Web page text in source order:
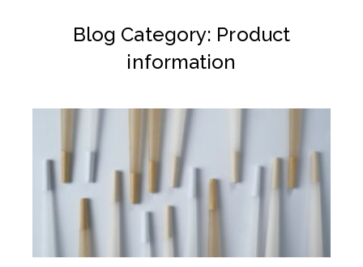
Blog Category: Product
information